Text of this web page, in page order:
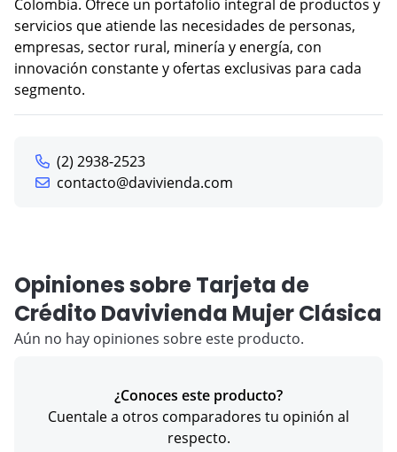
Colombia. Ofrece un portafolio integral de productos y
servicios que atiende las necesidades de personas,
empresas, sector rural, minería y energía, con
innovación constante y ofertas exclusivas para cada
segmento.
(2) 2938-2523
contacto@davivienda.com
Opiniones sobre Tarjeta de
Crédito Davivienda Mujer Clásica
Aún no hay opiniones sobre este producto.
¿Conoces este producto?
Cuentale a otros comparadores tu opinión al
respecto.